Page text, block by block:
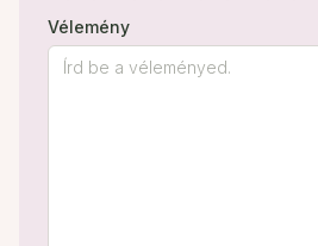
Vélemény